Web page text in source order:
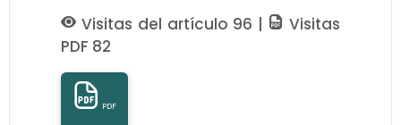
Visitas del artículo 96 |
Visitas
PDF 82
PDF